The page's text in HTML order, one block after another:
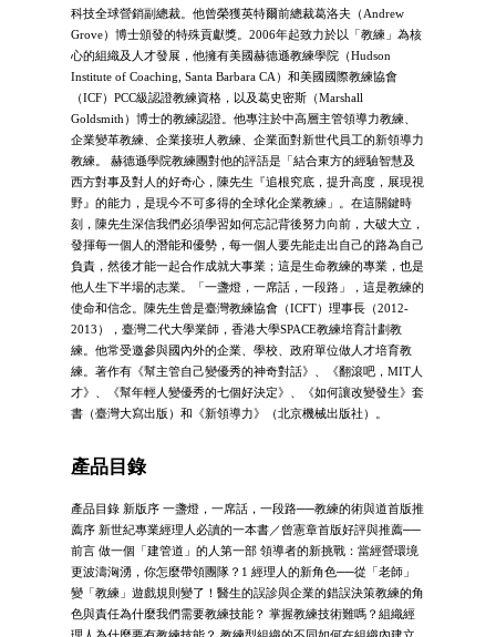
科技全球營銷副總裁。他曾榮獲英特爾前總裁葛洛夫（Andrew
Grove）博士頒發的特殊貢獻獎。2006年起致力於以「教練」為核
心的組織及人才發展，他擁有美國赫德遜教練學院（Hudson
Institute of Coaching, Santa Barbara CA）和美國國際教練協會
（ICF）PCC級認證教練資格，以及葛史密斯（Marshall
Goldsmith）博士的教練認證。他專注於中高層主管領導力教練、
企業變革教練、企業接班人教練、企業面對新世代員工的新領導力
教練。 赫德遜學院教練團對他的評語是「結合東方的經驗智慧及
西方對事及對人的好奇心，陳先生『追根究底，提升高度，展現視
野』的能力，是現今不可多得的全球化企業教練」。在這關鍵時
刻，陳先生深信我們必須學習如何忘記背後努力向前，大破大立，
發揮每一個人的潛能和優勢，每一個人要先能走出自己的路為自己
負責，然後才能一起合作成就大事業；這是生命教練的專業，也是
他人生下半場的志業。「一盞燈，一席話，一段路」，這是教練的
使命和信念。陳先生曾是臺灣教練協會（ICFT）理事長（2012-
2013），臺灣二代大學業師，香港大學SPACE教練培育計劃教
練。他常受邀參與國內外的企業、學校、政府單位做人才培育教
練。著作有《幫主管自己變優秀的神奇對話》、《翻滾吧，MIT人
才》、《幫年輕人變優秀的七個好決定》、《如何讓改變發生》套
書（臺灣大寫出版）和《新領導力》（北京機械出版社）。
產品目錄
產品目錄 新版序 一盞燈，一席話，一段路──教練的術與道首版推
薦序 新世紀專業經理人必讀的一本書／曾憲章首版好評與推薦──
前言 做一個「建管道」的人第一部 領導者的新挑戰：當經營環境
更波濤洶湧，你怎麼帶領團隊？1 經理人的新角色──從「老師」
變「教練」遊戲規則變了！醫生的誤診與企業的錯誤決策教練的角
色與責任為什麼我們需要教練技能？ 掌握教練技術難嗎？組織經